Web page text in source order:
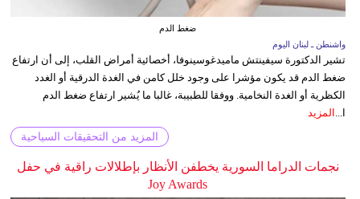
ضغط الدم
واشنطن ـ لبنان اليوم
تشير الدكتورة سيفينتش ماميدغوسينوفا، أخصائية أمراض القلب، إلى أن ارتفاع
ضغط الدم قد يكون مؤشرا على وجود خلل كامن في الغدة الدرقية أو الغدد
الكظرية أو الغدة النخامية. ووفقا للطبيبة، غالبا ما يُشير ارتفاع ضغط الدم
ا...
المزيد
المزيد من التحقيقات السياحية
نجمات الدراما السورية يخطفن الأنظار بإطلالات راقية في حفل
Joy Awards